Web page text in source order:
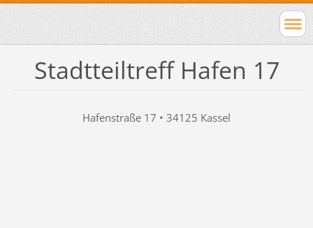
Stadtteiltreff Hafen 17
Hafenstraße 17 • 34125 Kassel